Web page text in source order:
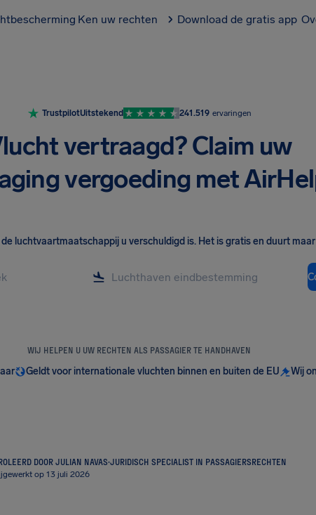
Ken uw rechten Download de gratis app
TrustpilotUitstekend 241.519 ervaringen
vertraagd? Claim uw
vergoeding met
luchtvaartmaatschappij u verschuldigd is. Het is gratis en duurt
WIJ HELPEN U UW RECHTEN ALS PASSAGIER TE HANDHAVEN
Geldt voor internationale vluchten binnen en buiten de EU Wij
DOOR JULIAN NAVAS·JURIDISCH SPECIALIST IN PASSAGIERSRECHTEN
op 13 juli 2026